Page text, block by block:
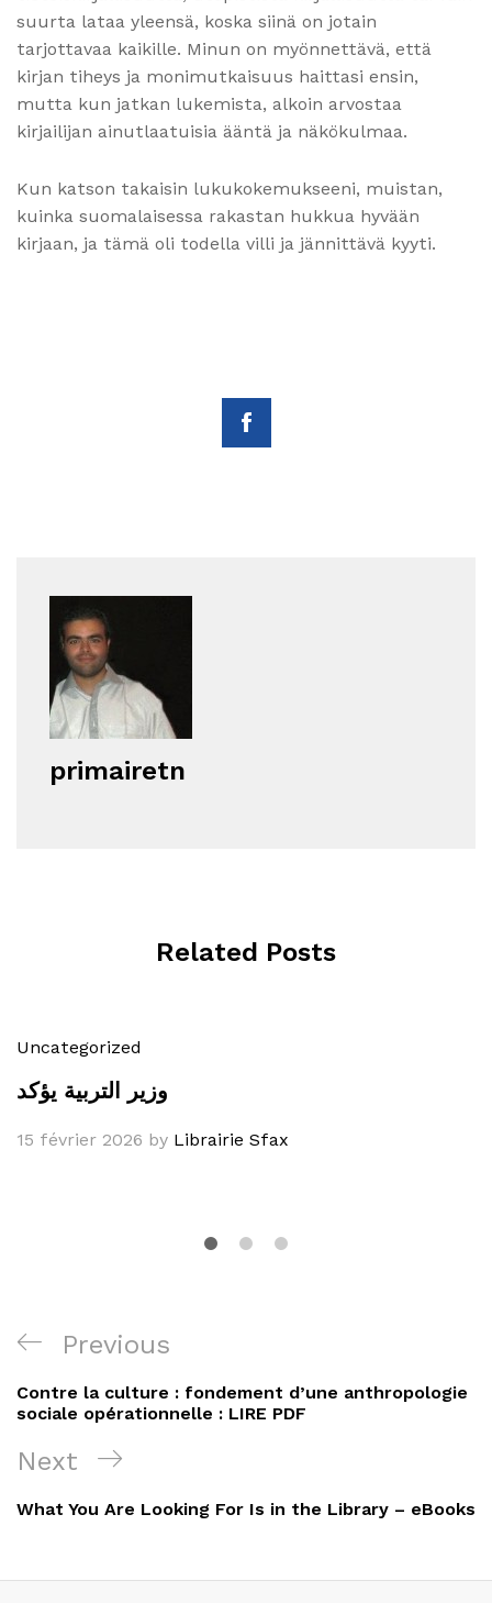
suurta lataa yleensä, koska siinä on jotain
tarjottavaa kaikille. Minun on myönnettävä, että
kirjan tiheys ja monimutkaisuus haittasi ensin,
mutta kun jatkan lukemista, alkoin arvostaa
kirjailijan ainutlaatuisia ääntä ja näkökulmaa.
Kun katson takaisin lukukokemukseeni, muistan,
kuinka suomalaisessa rakastan hukkua hyvään
kirjaan, ja tämä oli todella villi ja jännittävä kyyti.
primairetn
Related Posts
Uncategorized
وزير التربية يؤكد
15 février 2026 by Librairie Sfax
Navigation
de
l’article
Previous
Post
Previous
Contre la culture : fondement d’une anthropologie
sociale opérationnelle : LIRE PDF
Next
Post
Next
What You Are Looking For Is in the Library – eBooks